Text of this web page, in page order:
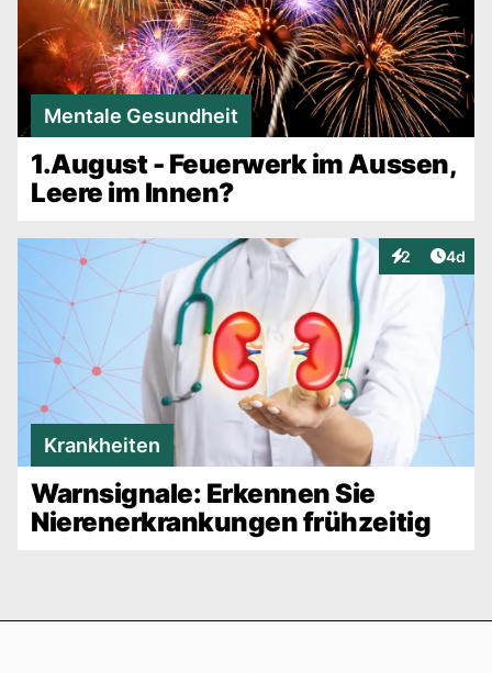
Mentale Gesundheit
1.August - Feuerwerk im Aussen,
Leere im Innen?
2
Interaktionen
4d
Krankheiten
Warnsignale: Erkennen Sie
Nierenerkrankungen frühzeitig